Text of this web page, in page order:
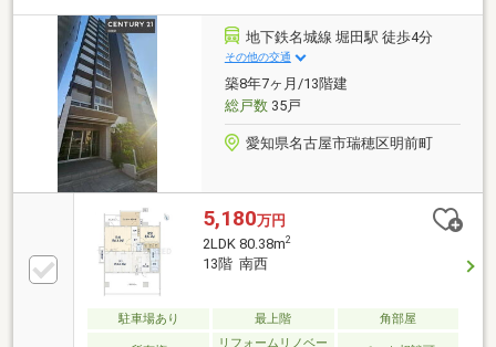
す！◆洗濯物も早く乾きそうな、陽当りの良い南向き
バルコニー付き！◆歩道の整備された広い道路に面
し、お出掛けもスムーズにできます！◆「白鳥小学
校」まで徒歩約8分の立地、低学年のお子様も無理な
く通学できます！◆「バロー 内田橋店」まで徒歩約9
分！日々のお買い物にも困りません！
地下鉄名城線 堀田駅 徒歩4分
その他の交通
築8年7ヶ月/13階建
総戸数35戸
愛知県名古屋市瑞穂区明前町
5,180万円
2LDK 80.38m2
13階 南西
駐車場あり 最上階 角部屋
リフォームリノベー